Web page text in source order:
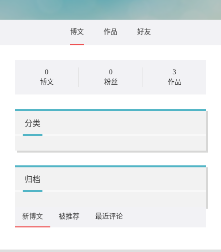
博文 作品 好友
0
博文
0
粉丝
3
作品
分类
归档
新博文 被推荐 最近评论